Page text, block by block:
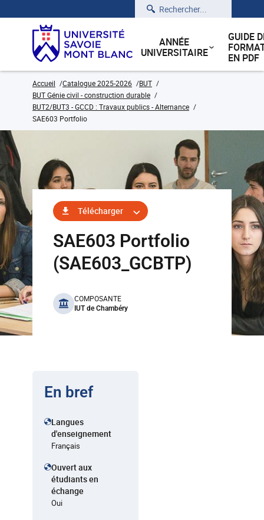
Rechercher
ANNÉE
UNIVERSITAIRE
GUIDE
EN PDF
Accueil Catalogue 2025-2026
BUT
BUT Génie civil - construction durable
BUT2/BUT3 - GCCD : Travaux publics - Alternance
SAE603 Portfolio
Télécharger
SAE603 Portfolio
(SAE603_GCBTP)
benefits
COMPOSANTE
IUT de Chambéry
En bref
Langues
d'enseignement
Français
Ouvert aux
étudiants en
échange
Oui